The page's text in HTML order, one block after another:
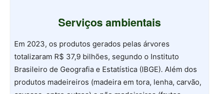
Serviços ambientais
Em 2023, os produtos gerados pelas árvores
totalizaram R$ 37,9 bilhões, segundo o Instituto
Brasileiro de Geografia e Estatística (IBGE). Além dos
produtos madeireiros (madeira em tora, lenha, carvão,